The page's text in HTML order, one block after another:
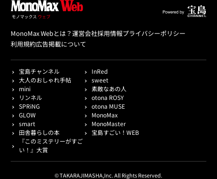
MonoMax Webとは？運営会社採用情報プライバシーポリシー
利用規約広告掲載について
宝島チャンネル
InRed
大人のおしゃれ手帖
sweet
mini
素敵なあの人
リンネル
otona ROSY
SPRiNG
otona MUSE
GLOW
MonoMax
smart
MonoMaster
田舎暮らしの本
宝島すごい！WEB
『このミステリーがすご
い！』大賞
© TAKARAJIMASHA,Inc. All Rights Reserved.